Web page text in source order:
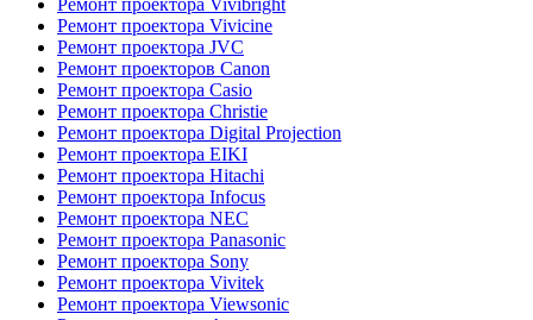
Ремонт проектора Vivicine
Ремонт проектора JVC
Ремонт проекторов Canon
Ремонт проектора Casio
Ремонт проектора Christie
Ремонт проектора Digital Projection
Ремонт проектора EIKI
Ремонт проектора Hitachi
Ремонт проектора Infocus
Ремонт проектора NEC
Ремонт проектора Panasonic
Ремонт проектора Sony
Ремонт проектора Vivitek
Ремонт проектора Viewsonic